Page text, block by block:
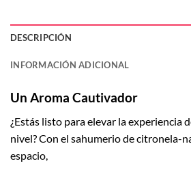
DESCRIPCIÓN
INFORMACIÓN ADICIONAL
Un Aroma Cautivador
¿Estás listo para elevar la experiencia
nivel? Con el sahumerio de citronela-
espacio,